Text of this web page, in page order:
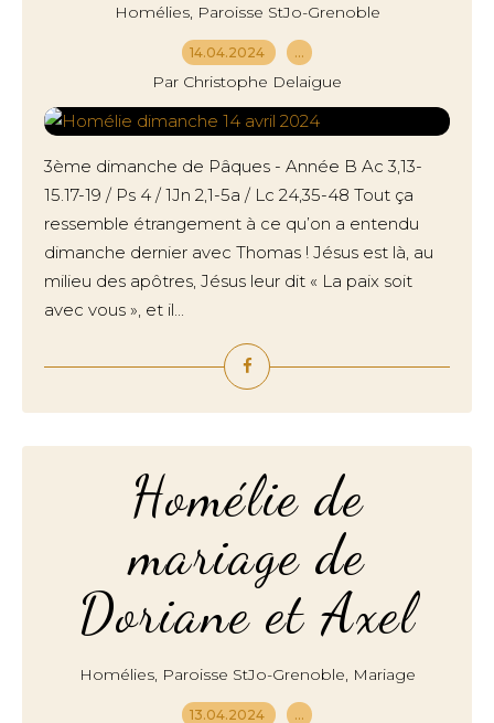
Homélies, Paroisse StJo-Grenoble
14.04.2024 …
Par Christophe Delaigue
3ème dimanche de Pâques - Année B Ac 3,13-
15.17-19 / Ps 4 / 1Jn 2,1-5a / Lc 24,35-48 Tout ça
ressemble étrangement à ce qu’on a entendu
dimanche dernier avec Thomas ! Jésus est là, au
milieu des apôtres, Jésus leur dit « La paix soit
avec vous », et il...
Homélie de
mariage de
Doriane et Axel
Homélies, Paroisse StJo-Grenoble, Mariage
13.04.2024 …